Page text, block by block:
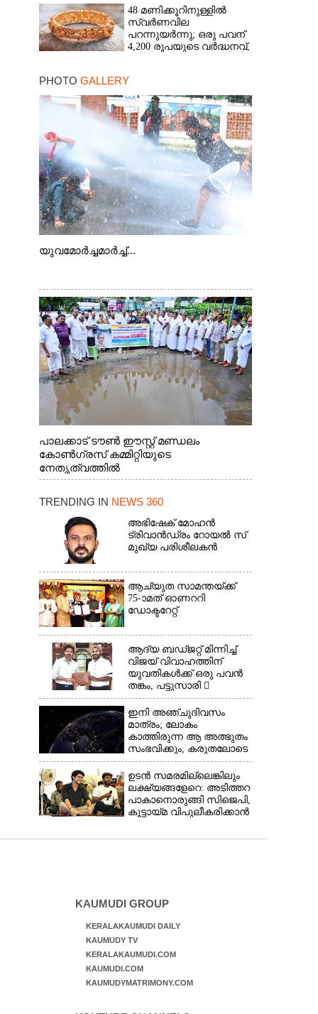
ക്ഷമാപണം
48 മണിക്കൂറിനുള്ളിൽ
സ്വർണവില
പറന്നുയർന്നു; ഒരു പവന്
4,200 രൂപയുടെ വർദ്ധനവ്,
PHOTO GALLERY
യുവമോർച്ചമാർച്ച്...
പാലക്കാട് ടൗൺ ഈസ്റ്റ് മണ്ഡലം
കോൺഗ്രസ് കമ്മിറ്റിയുടെ
നേതൃത്വത്തിൽ
TRENDING IN NEWS 360
അഭിഷേക് മോഹൻ
ട്രിവാൻഡ്രം റോയൽ സ്
മുഖ്യ പരിശീലകൻ
ആച്യുത സാമന്തയ്ക്ക്
75-ാമത് ഓണററി
ഡോക്ടറേറ്റ്
ആദ്യ ബഡ്ജറ്റ് മിന്നിച്ച്
വിജയ് വിവാഹത്തിന്
യുവതികൾക്ക് ഒരു പവൻ
തങ്കം, പട്ടുസാരി 
നവജാതശിശുക്കൾക്ക്
സ്വർണമോതിരം 
വിദ്യാർത്ഥികൾക്ക്
സൈക്കിൾ
ഇനി അഞ്ചുദിവസം
മാത്രം; ലോകം
കാത്തിരുന്ന ആ അത്ഭുതം
സംഭവിക്കും, കരുതലോടെ
വിദഗ്ധർ
ഉടൻ സമരമില്ലെങ്കിലും
ലക്ഷ്യങ്ങളേറെ: അടിത്തറ
പാകാനൊരുങ്ങി സിജെപി,​
കൂട്ടായ്മ വിപുലീകരിക്കാൻ
KAUMUDI GROUP
KERALAKAUMUDI DAILY
KAUMUDY TV
KERALAKAUMUDI.COM
KAUMUDI.COM
KAUMUDYMATRIMONY.COM